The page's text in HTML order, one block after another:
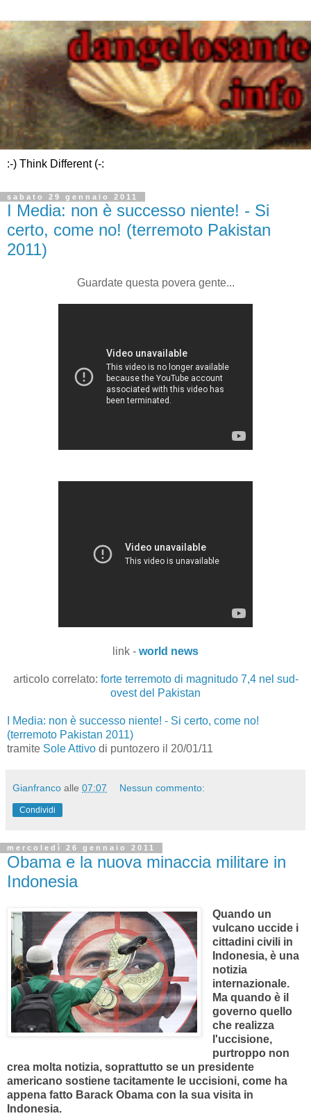
:-) Think Different (-:
sabato 29 gennaio 2011
I Media: non è successo niente! - Si
certo, come no! (terremoto Pakistan
2011)
Guardate questa povera gente...
link - world news
articolo correlato: forte terremoto di magnitudo 7,4 nel sud-
ovest del Pakistan
I Media: non è successo niente! - Si certo, come no!
(terremoto Pakistan 2011)
tramite Sole Attivo di puntozero il 20/01/11
Gianfranco alle 07:07 Nessun commento:
Condividi
mercoledì 26 gennaio 2011
Obama e la nuova minaccia militare in
Indonesia
Quando un
vulcano uccide i
cittadini civili in
Indonesia, è una
notizia
internazionale.
Ma quando è il
governo quello
che realizza
l'uccisione,
purtroppo non
crea molta notizia, soprattutto se un presidente
americano sostiene tacitamente le uccisioni, come ha
appena fatto Barack Obama con la sua visita in
Indonesia.